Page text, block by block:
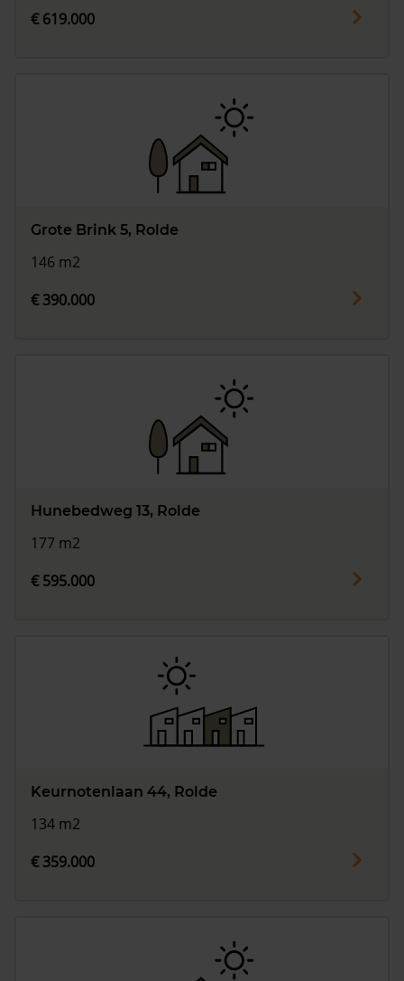
€ 619.000
Grote Brink 5, Rolde
146 m2
€ 390.000
Hunebedweg 13, Rolde
177 m2
€ 595.000
Keurnotenlaan 44, Rolde
134 m2
€ 359.000